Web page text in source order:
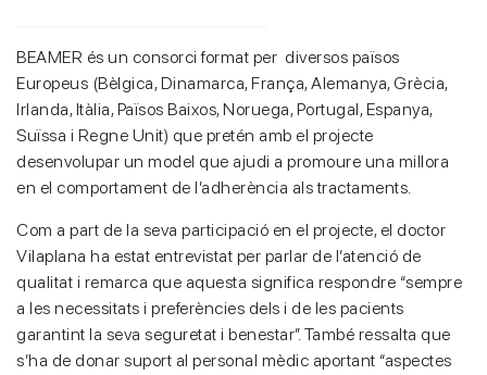
BEAMER és un consorci format per diversos països
Europeus (Bèlgica, Dinamarca, França, Alemanya, Grècia,
Irlanda, Itàlia, Països Baixos, Noruega, Portugal, Espanya,
Suïssa i Regne Unit) que pretén amb el projecte
desenvolupar un model que ajudi a promoure una millora
en el comportament de l’adherència als tractaments.
Com a part de la seva participació en el projecte, el doctor
Vilaplana ha estat entrevistat per parlar de l’atenció de
qualitat i remarca que aquesta significa respondre “sempre
a les necessitats i preferències dels i de les pacients
garantint la seva seguretat i benestar”. També ressalta que
s’ha de donar suport al personal mèdic aportant “aspectes